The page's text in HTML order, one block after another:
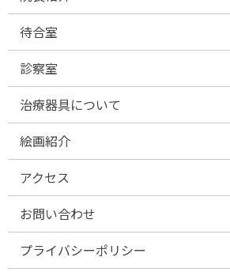
待合室
診察室
治療器具について
絵画紹介
アクセス
お問い合わせ
プライバシーポリシー